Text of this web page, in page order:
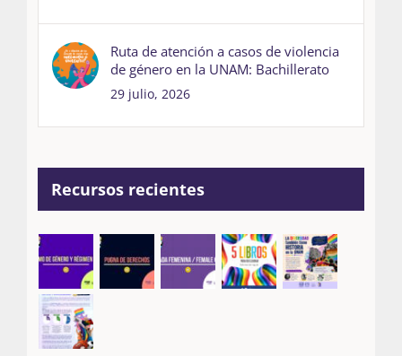
Ruta de atención a casos de violencia
de género en la UNAM: Bachillerato
29 julio, 2026
Recursos recientes